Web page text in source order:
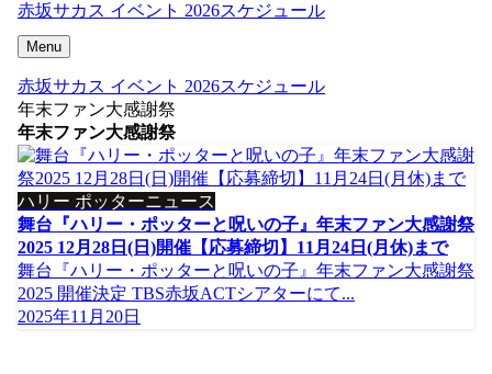
赤坂サカス イベント 2026スケジュール
Menu
赤坂サカス イベント 2026スケジュール
年末ファン大感謝祭
年末ファン大感謝祭
ハリー ポッターニュース
舞台『ハリー・ポッターと呪いの子』年末ファン大感謝祭
2025 12月28日(日)開催【応募締切】11月24日(月休)まで
舞台『ハリー・ポッターと呪いの子』年末ファン大感謝祭
2025 開催決定 TBS赤坂ACTシアターにて...
2025年11月20日